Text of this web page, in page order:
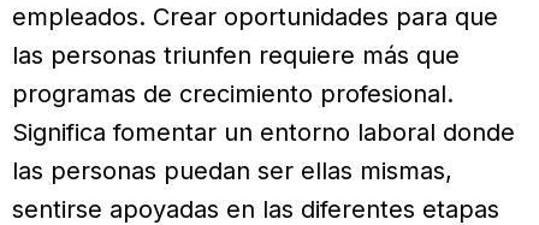
empleados. Crear oportunidades para que
las personas triunfen requiere más que
programas de crecimiento profesional.
Significa fomentar un entorno laboral donde
las personas puedan ser ellas mismas,
sentirse apoyadas en las diferentes etapas